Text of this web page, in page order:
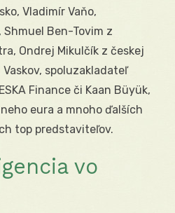
Vladimír Vaňo,
Shmuel Ben-Tovim z
Ondrej Mikulčík z českej
spoluzakladateľ
Finance či Kaan Büyük,
eura a mnoho ďalších
top predstaviteľov.
vo